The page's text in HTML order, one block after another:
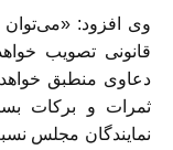
وی افزود: «می‌توان
قانونی تصویب
دعاوی منطبق
ثمرات و برکات
نمایندگان مجلس